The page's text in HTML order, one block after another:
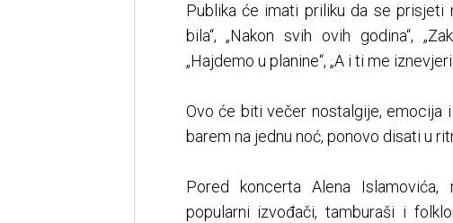
Publika će imati priliku da se prisjeti
bila“, „Nakon svih ovih godina“,
„Hajdemo u planine“, „A i ti me
Ovo će biti večer nostalgije, emocija
barem na jednu noć, ponovo disati u
Pored koncerta Alena
popularni izvođači, tamburaši i